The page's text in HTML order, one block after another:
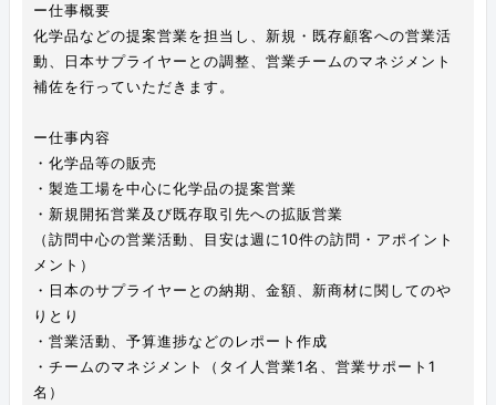
ー仕事概要
化学品などの提案営業を担当し、新規・既存顧客への営業活
動、日本サプライヤーとの調整、営業チームのマネジメント
補佐を行っていただきます。
ー仕事内容
・化学品等の販売
・製造工場を中心に化学品の提案営業
・新規開拓営業及び既存取引先への拡販営業
（訪問中心の営業活動、目安は週に10件の訪問・アポイント
メント）
・日本のサプライヤーとの納期、金額、新商材に関してのや
りとり
・営業活動、予算進捗などのレポート作成
・チームのマネジメント（タイ人営業1名、営業サポート1
名）